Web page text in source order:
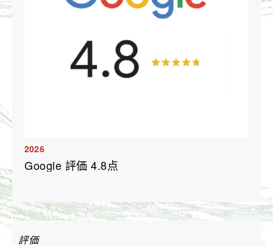
2026
Google 評価 4.8点
評価